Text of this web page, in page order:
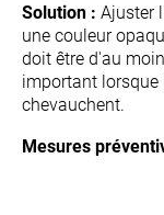
Solution : Ajuster
une couleur
doit être d'au
important lorsque
chevauchent.
Mesures